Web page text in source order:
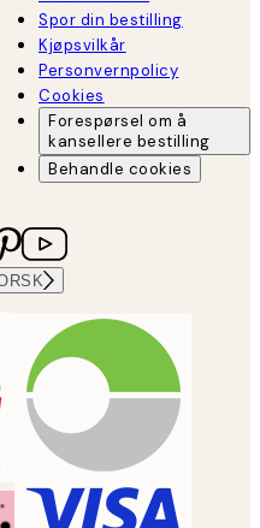
Spor din bestilling
Kjøpsvilkår
Personvernpolicy
Cookies
Forespørsel om å
kansellere bestilling
Behandle cookies